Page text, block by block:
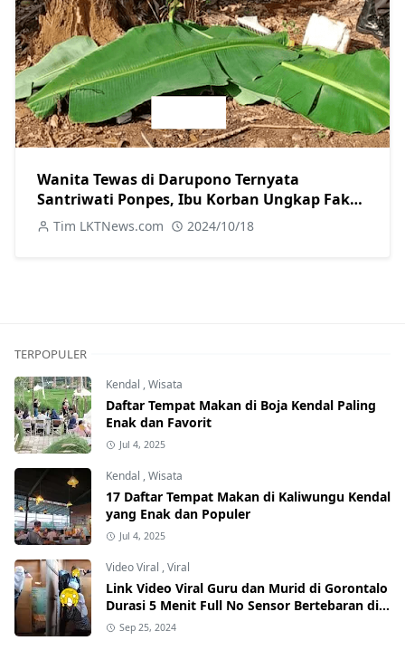
Wanita Tewas di Darupono Ternyata
Santriwati Ponpes, Ibu Korban Ungkap Fakta
Baru tentang Motif Pelaku
Tim LKTNews.com 2024/10/18
TERPOPULER
Kendal ,Wisata
Daftar Tempat Makan di Boja Kendal Paling
Enak dan Favorit
Jul 4, 2025
Kendal ,Wisata
17 Daftar Tempat Makan di Kaliwungu Kendal
yang Enak dan Populer
Jul 4, 2025
Video Viral ,Viral
Link Video Viral Guru dan Murid di Gorontalo
Durasi 5 Menit Full No Sensor Bertebaran di
Internet, Hati-Hati Phising!
Sep 25, 2024